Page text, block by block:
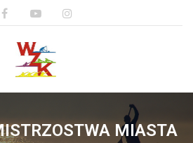
MIASTA